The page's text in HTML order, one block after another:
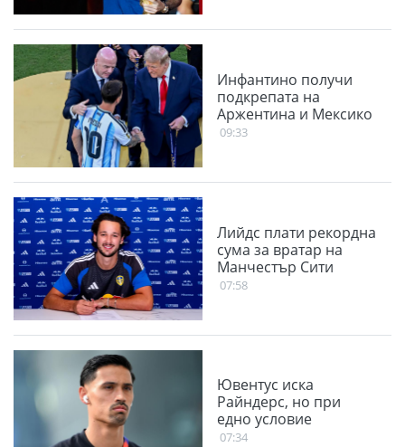
Инфантино получи
подкрепата на
Аржентина и Мексико
09:33
Лийдс плати рекордна
сума за вратар на
Манчестър Сити
07:58
Ювентус иска
Райндерс, но при
едно условие
07:34